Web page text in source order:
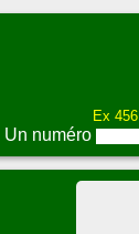
Ex 456
Un numéro